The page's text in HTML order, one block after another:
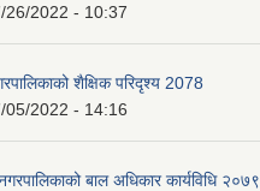
26/2022 - 10:37
शैक्षिक परिदृश्य 2078
05/2022 - 14:16
बाल अधिकार कार्यविधि २०७९